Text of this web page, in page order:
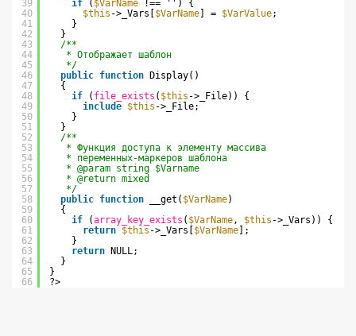
39
40
41
42
43
44
45
46
47
48
49
50
51
52
53
54
55
56
57
58
59
60
61
62
63
64
65
66
if
( $VarName !== '' ) {
$this ->_Vars[ $VarName ] = $VarValue;
}
}
/**
* Отображает шаблон
*/
public function
Display()
{
if
( file_exists ( $this ->_File)) {
include $this ->_File;
}
}
/**
* Функция доступа к элементу массива
* переменных-маркеров шаблона
* @param string $Varname
* @return mixed
*/
public function __get( $VarName)
{
if
(array_key_exists ( $VarName, $this ->_Vars)) {
return $this ->_Vars[ $VarName ];
}
return
NULL;
}
}
?>